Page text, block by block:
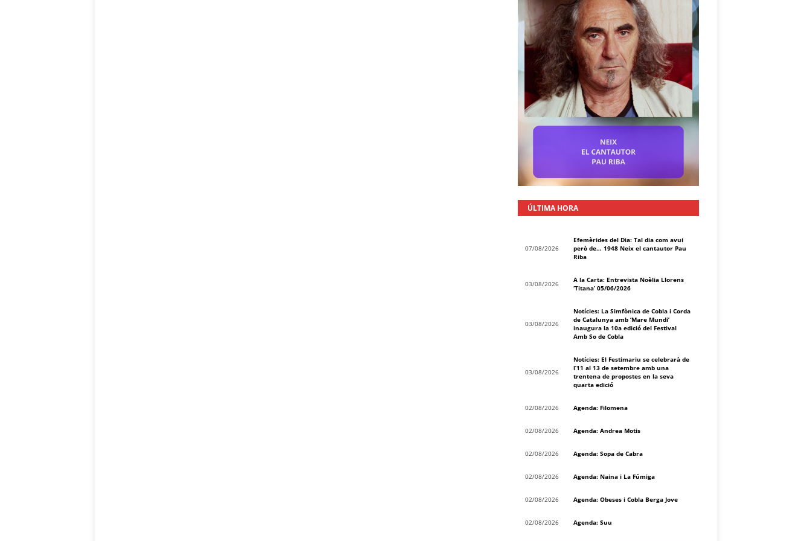
ÚLTIMA HORA
07/08/2026
Efemèrides del Dia: Tal dia com avui
però de… 1948 Neix el cantautor Pau
Riba
03/08/2026
A la Carta: Entrevista Noèlia Llorens
‘Titana’ 05/06/2026
03/08/2026
Notícies: La Simfònica de Cobla i Corda
de Catalunya amb ‘Mare Mundi’
inaugura la 10a edició del Festival
Amb So de Cobla
03/08/2026
Notícies: El Festimariu se celebrarà de
l’11 al 13 de setembre amb una
trentena de propostes en la seva
quarta edició
02/08/2026 Agenda: Filomena
02/08/2026 Agenda: Andrea Motis
02/08/2026 Agenda: Sopa de Cabra
02/08/2026 Agenda: Naina i La Fúmiga
02/08/2026 Agenda: Obeses i Cobla Berga Jove
02/08/2026 Agenda: Suu